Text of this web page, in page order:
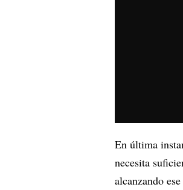
En última
necesita
alcanzando